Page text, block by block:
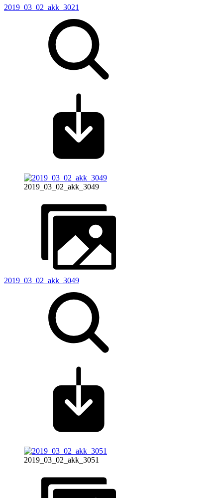
2019_03_02_akk_3021
2019_03_02_akk_3049
2019_03_02_akk_3049
2019_03_02_akk_3051